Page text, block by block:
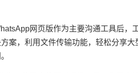
网页版作为主要沟通工具后
案，利用文件传输功能，轻松分享